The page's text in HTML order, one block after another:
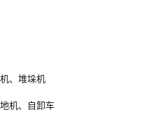
、堆垛机
机、自卸车